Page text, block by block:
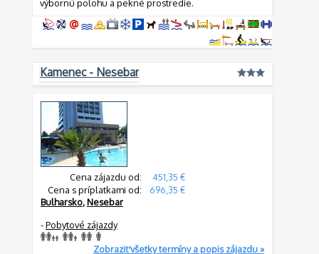
výbornú polohu a pekné prostredie.
Kamenec - Nesebar
Cena zájazdu od:
451,35 €
Cena s príplatkami od:
696,35 €
Bulharsko,Nesebar
-Pobytové zájazdy
Zobraziť všetky termíny a popis zájazdu »